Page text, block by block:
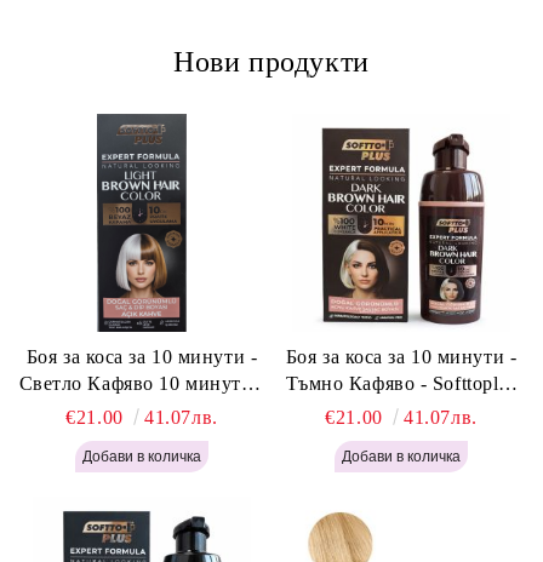
Нови продукти
Боя за коса за 10 минути -
Светло Кафяво 10 минути -
Softtoplus Expert Woman
Light Brown 400мл
€21.00 41.07лв.
Боя за коса за 10 минути -
Тъмно Кафяво - Softtoplus
Expert Woman Dark Brown
400 мл
€21.00 41.07лв.